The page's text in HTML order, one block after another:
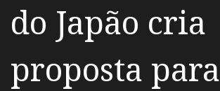
do Japão cria
proposta para